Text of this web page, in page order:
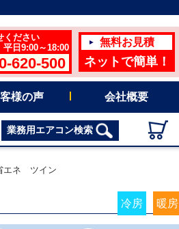
ください
日9:00～18:00
620-500
無料お見積
ネットで簡単！
様の声 会社概要
業務用エアコン検索
エネ ツイン
冷房 暖房